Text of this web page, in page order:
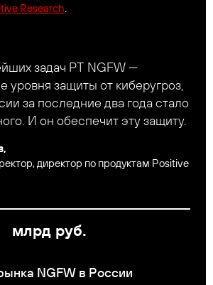
Research.
задач PT NGFW —
уровня защиты от киберугроз,
за последние два года стало
И он обеспечит эту защиту.
директор по продуктам Positive
млрд руб.
NGFW в России